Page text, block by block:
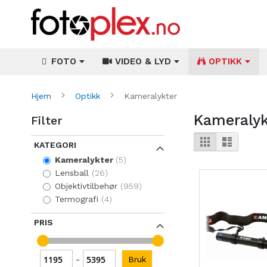
FOTO VIDEO & LYD OPTIKK
Hjem Optikk Kameralykter
Vise
som
RutenettListe
Filter
KATEGORI
Kameralykter
5
items
Lensball
26
items
Objektivtilbehør
959
items
Termografi
4
items
PRIS
- Bruk